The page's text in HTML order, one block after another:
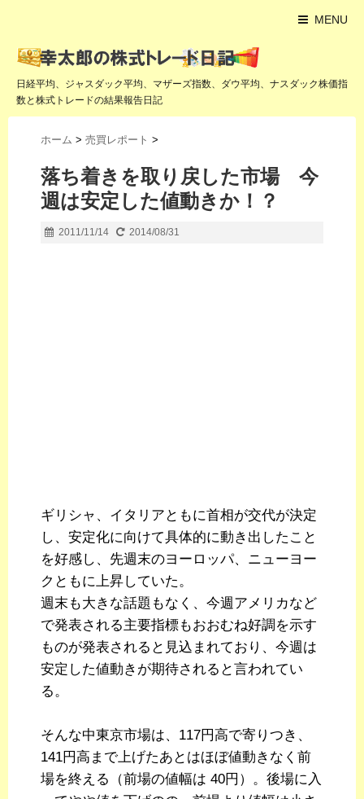
MENU
日経平均、ジャスダック平均、マザーズ指数、ダウ平均、ナスダック株価指
数と株式トレードの結果報告日記
ホーム > 売買レポート >
落ち着きを取り戻した市場 今
週は安定した値動きか！？
2011/11/14 2014/08/31
ギリシャ、イタリアともに首相が交代が決定
し、安定化に向けて具体的に動き出したこと
を好感し、先週末のヨーロッパ、ニューヨー
クともに上昇していた。
週末も大きな話題もなく、今週アメリカなど
で発表される主要指標もおおむね好調を示す
ものが発表されると見込まれており、今週は
安定した値動きが期待されると言われてい
る。
そんな中東京市場は、117円高で寄りつき、
141円高まで上げたあとはほぼ値動きなく前
場を終える（前場の値幅は 40円）。後場に入